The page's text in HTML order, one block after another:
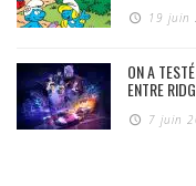
19 juin
ON A
ENTRE
7 juin